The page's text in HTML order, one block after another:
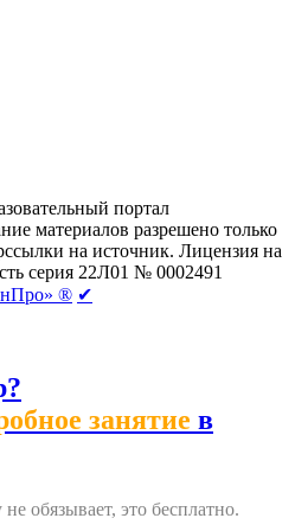
портал
материалов разрешено только
на источник. Лицензия на
серия 22Л01 № 0002491
® ✔
занятие в
обязывает, это бесплатно.